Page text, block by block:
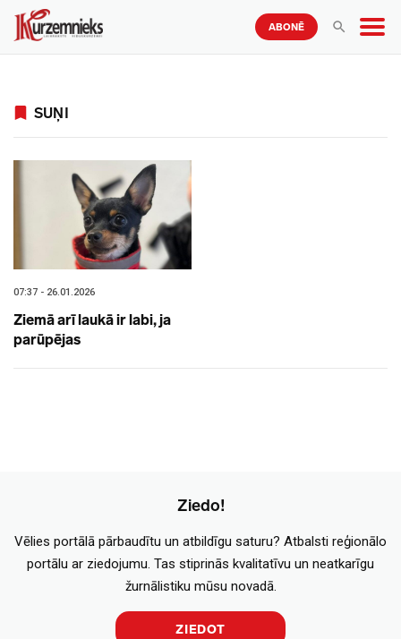
ABONĒ
SUŅI
07:37 - 26.01.2026
Ziemā arī laukā ir labi, ja
parūpējas
Ziedo!
Vēlies portālā pārbaudītu un atbildīgu saturu? Atbalsti reģionālo
portālu ar ziedojumu. Tas stiprinās kvalitatīvu un neatkarīgu
žurnālistiku mūsu novadā.
ZIEDOT